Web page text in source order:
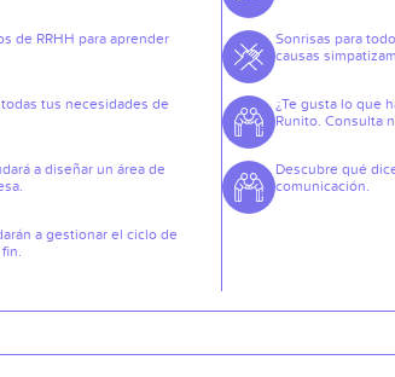
de RRHH para aprender
tus necesidades de
a diseñar un área de
a gestionar el ciclo de
Sonrisas para
causas
¿Te gusta lo que
Runito. Consulta
Descubre qué
comunicación.